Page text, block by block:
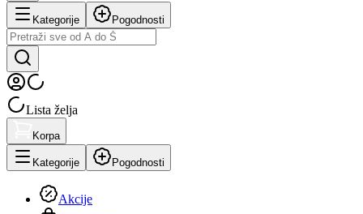
Kategorije Pogodnosti
Lista želja
Korpa
Kategorije Pogodnosti
Akcije